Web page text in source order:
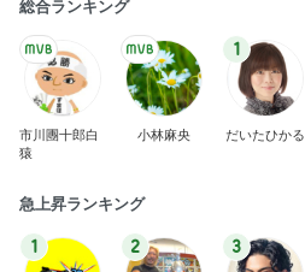
総合ランキング
市川團十郎白
猿
小林麻央
1
だいたひかる
急上昇ランキング
1 2 3